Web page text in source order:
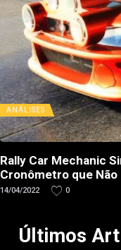
ANÁLISES
Rally Car Mechanic
Cronômetro que Não
14/04/2022 0
Últimos